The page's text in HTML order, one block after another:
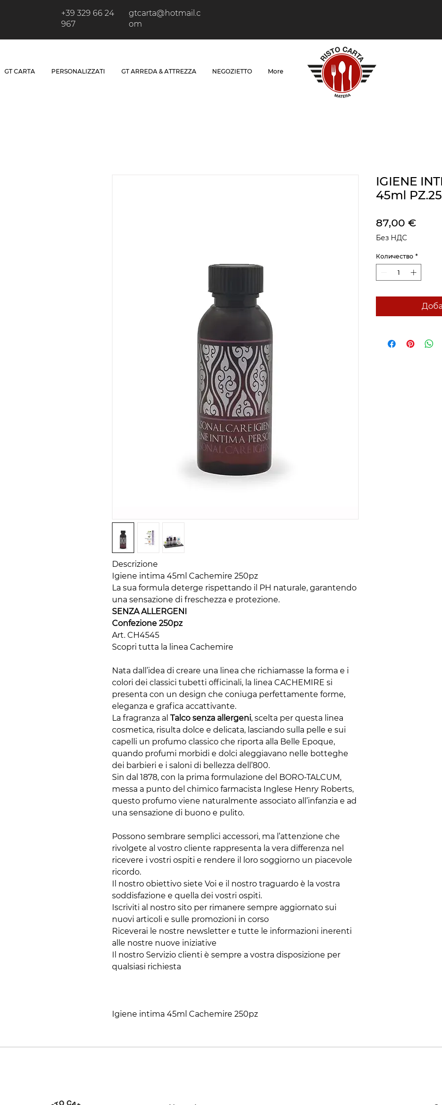
+39 329 66 24
967
gtcarta@hotmail.c
om
GT CARTA PERSONALIZZATI GT ARREDA & ATTREZZA NEGOZIETTO More
Descrizione
Igiene intima 45ml Cachemire 250pz
La sua formula deterge rispettando il PH naturale, garantendo
una sensazione di freschezza e protezione.
SENZA ALLERGENI
Confezione 250pz
Art. CH4545
Scopri tutta la linea Cachemire
Nata dall’idea di creare una linea che richiamasse la forma e i
colori dei classici tubetti officinali, la linea CACHEMIRE si
presenta con un design che coniuga perfettamente forme,
eleganza e grafica accattivante.
La fragranza al Talco senza allergeni, scelta per questa linea
cosmetica, risulta dolce e delicata, lasciando sulla pelle e sui
capelli un profumo classico che riporta alla Belle Epoque,
quando profumi morbidi e dolci aleggiavano nelle botteghe
dei barbieri e i saloni di bellezza dell’800.
Sin dal 1878, con la prima formulazione del BORO-TALCUM,
messa a punto del chimico farmacista Inglese Henry Roberts,
questo profumo viene naturalmente associato all’infanzia e ad
una sensazione di buono e pulito.
Possono sembrare semplici accessori, ma l’attenzione che
rivolgete al vostro cliente rappresenta la vera differenza nel
ricevere i vostri ospiti e rendere il loro soggiorno un piacevole
ricordo.
Il nostro obiettivo siete Voi e il nostro traguardo è la vostra
soddisfazione e quella dei vostri ospiti.
Iscriviti al nostro sito per rimanere sempre aggiornato sui
nuovi articoli e sulle promozioni in corso
Riceverai le nostre newsletter e tutte le informazioni inerenti
alle nostre nuove iniziative
Il nostro Servizio clienti è sempre a vostra disposizione per
qualsiasi richiesta
Igiene intima 45ml Cachemire 250pz
IGIENE
45ml
87,00 €
Без НДС
Количество *